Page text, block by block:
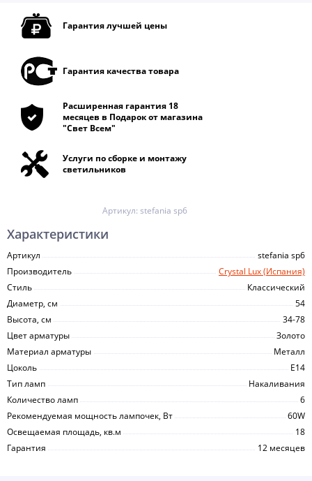
Гарантия лучшей цены
Гарантия качества товара
Расширенная гарантия 18
месяцев в Подарок от магазина
"Свет Всем"
Услуги по сборке и монтажу
светильников
Артикул: stefania sp6
Характеристики
Артикул
stefania sp6
Производитель
Crystal Lux (Испания)
Стиль
Классический
Диаметр, см
54
Высота, см
34-78
Цвет арматуры
Золото
Материал арматуры
Металл
Цоколь
E14
Тип ламп
Накаливания
Количество ламп
6
Рекомендуемая мощность лампочек, Вт
60W
Освещаемая площадь, кв.м
18
Гарантия
12 месяцев